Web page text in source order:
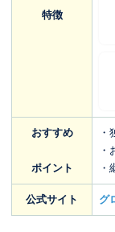
特徴
おすすめ
ポイント
・
・
・
公式サイト グ